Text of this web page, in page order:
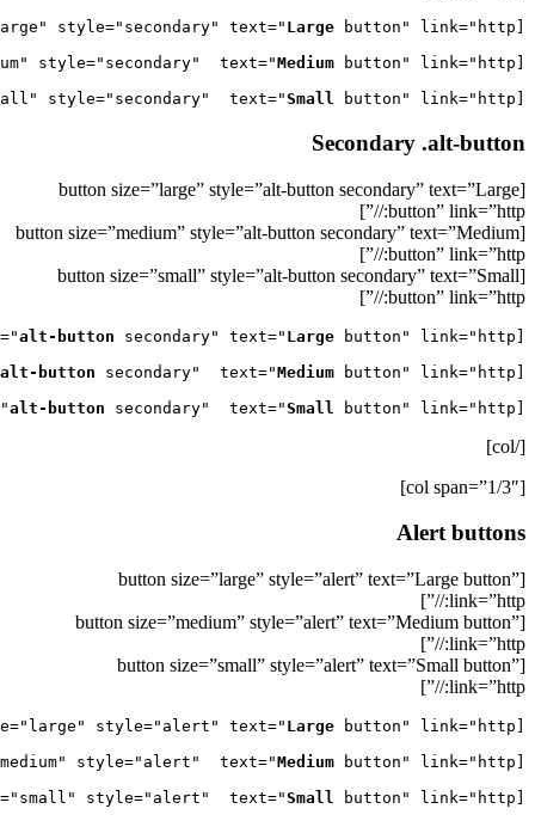
Large
Medium
Small button" link="http://"]
Secondary .alt-button
[button size=”large” style=”alt-button secondary” text=”Large
button” link=”http://”]
[button size=”medium” style=”alt-button secondary” text=”Medium
button” link=”http://”]
[button size=”small” style=”alt-button secondary” text=”Small
button” link=”http://”]
alt-button secondary" text=" Large
alt-button secondary"  text="Medium
alt-button secondary"  text="Small button" link="http://"]
[/col]
[col span=”1/3″]
Alert buttons
[button size=”large” style=”alert” text=”Large button”
link=”http://”]
[button size=”medium” style=”alert” text=”Medium button”
link=”http://”]
[button size=”small” style=”alert” text=”Small button”
link=”http://”]
Large
Medium
Small button" link="http://"]